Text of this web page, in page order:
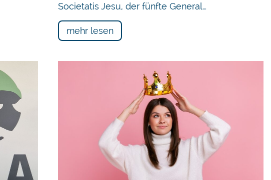
Societatis Jesu, der fünfte General…
mehr lesen